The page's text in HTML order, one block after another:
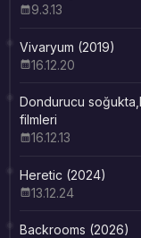
9.3.13
Vivaryum (2019)
16.12.20
Dondurucu
filmleri
16.12.13
Heretic (2024)
13.12.24
Backrooms (2026)